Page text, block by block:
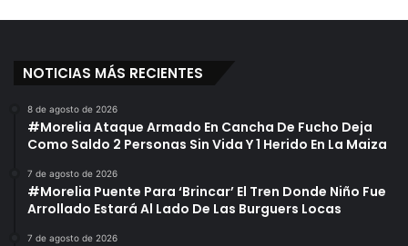
NOTICIAS MÁS RECIENTES
8 de agosto de 2026
#Morelia Ataque Armado En Cancha De Fucho Deja
Como Saldo 2 Personas Sin Vida Y 1 Herido En La Maiza
7 de agosto de 2026
#Morelia Puente Para ‘Brincar’ El Tren Donde Niño Fue
Arrollado Estará Al Lado De Las Burguers Locas
7 de agosto de 2026